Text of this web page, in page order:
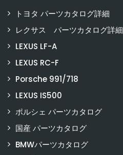
トヨタ パーツカタログ詳細
レクサス パーツカタログ詳細
LEXUS LF-A
LEXUS RC-F
Porsche 991/718
LEXUS IS500
ポルシェ パーツカタログ
国産 パーツカタログ
BMWパーツカタログ